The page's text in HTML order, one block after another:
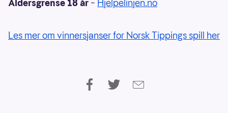
Aldersgrense 18 år – Hjelpelinjen.no
Les mer om vinnersjanser for Norsk Tippings spill her